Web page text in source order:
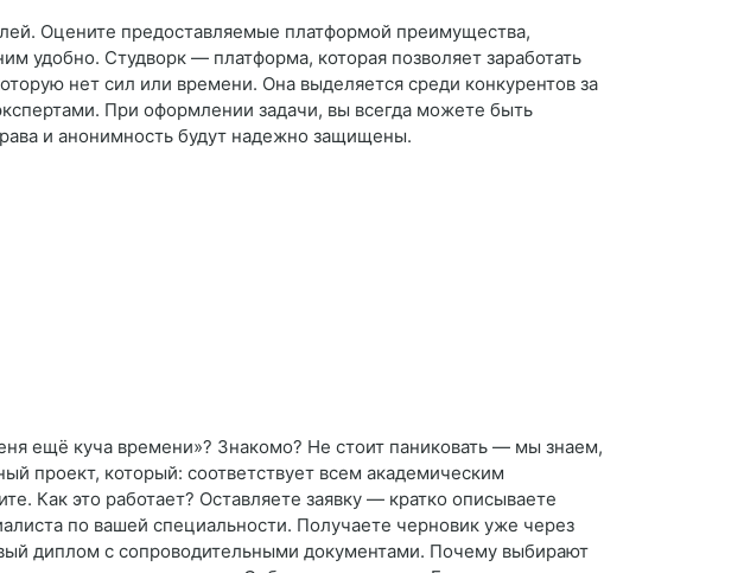
Оцените предоставляемые платформой преимущества,
удобно. Студворк — платформа, которая позволяет заработать
нет сил или времени. Она выделяется среди конкурентов за
При оформлении задачи, вы всегда можете быть
и анонимность будут надежно защищены.
ещё куча времени»? Знакомо? Не стоит паниковать — мы знаем,
проект, который: соответствует всем академическим
Как это работает? Оставляете заявку — кратко описываете
по вашей специальности. Получаете черновик уже через
диплом с сопроводительными документами. Почему выбирают